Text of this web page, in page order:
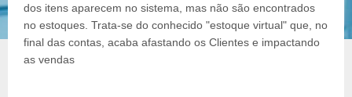
dos itens aparecem no sistema, mas não são encontrados
no estoques. Trata-se do conhecido "estoque virtual" que, no
final das contas, acaba afastando os Clientes e impactando
as vendas